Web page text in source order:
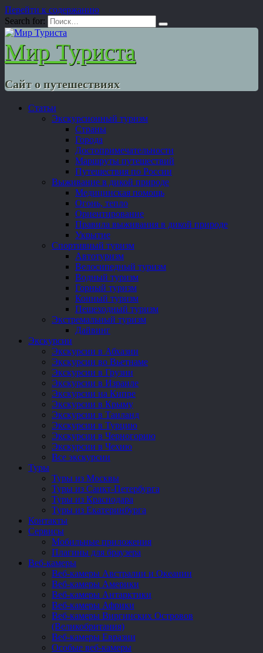
Перейти к содержанию
Search for:
Мир Туриста
Сайт о путешествиях
Статьи
Экскурсионный туризм
Страны
Города
Достопримечательности
Маршруты путешествий
Путешествия по России
Выживание в дикой природе
Медицинская помощь
Огонь, тепло
Ориентирование
Правила выживания в дикой природе
Укрытие
Спортивный туризм
Автотуризм
Велосипедный туризм
Водный туризм
Горный туризм
Конный туризм
Пешеходный туризм
Экстремальный туризм
Дайвинг
Экскурсии
Экскурсии в Абхазии
Экскурсии во Вьетнаме
Экскурсии в Грузии
Экскурсии в Израиле
Экскурсии на Кипре
Экскурсии в Крыму
Экскурсии в Таиланд
Экскурсии в Турцию
Экскурсии в Черногорию
Экскурсии в Чехию
Все экскурсии
Туры
Туры из Москвы
Туры из Санкт-Петербурга
Туры из Краснодара
Туры из Екатеринбурга
Контакты
Сервисы
Мобильные приложения
Плагины для браузера
Веб-камеры
Веб-камеры Австралии и Океании
Веб-камеры Америки
Веб-камеры Антарктики
Веб-камеры Африки
Веб-камеры Виргинских Островов
(Великобритания)
Веб-камеры Евразии
Особые веб-камеры